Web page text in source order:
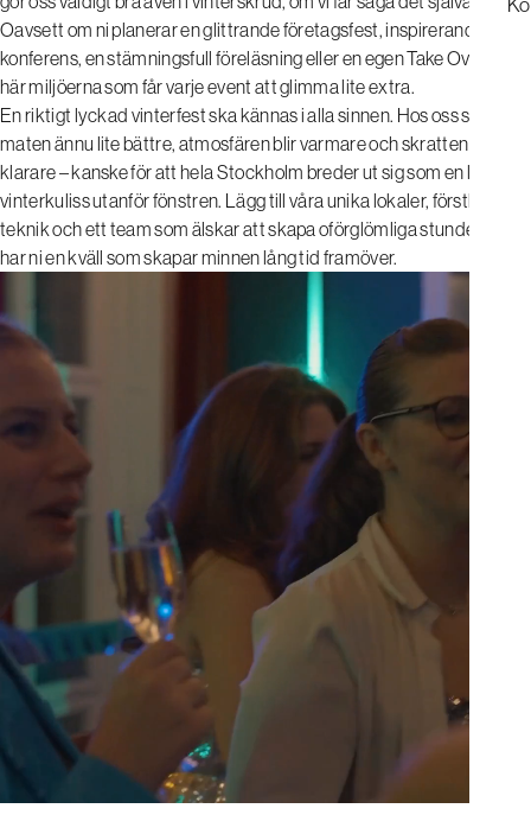
Oavsett om ni planerar en glittrande företagsfest, inspirerande
konferens, en stämningsfull föreläsning eller en egen Take Over, finns
här miljöerna som får varje event att glimma lite extra.
En riktigt lyckad vinterfest ska kännas i alla sinnen. Hos oss smakar
maten ännu lite bättre, atmosfären blir varmare och skratten klingar
klarare – kanske för att hela Stockholm breder ut sig som en levande
vinterkuliss utanför fönstren. Lägg till våra unika lokaler, förstklassig
teknik och ett team som älskar att skapa oförglömliga stunder, så
har ni en kväll som skapar minnen lång tid framöver.